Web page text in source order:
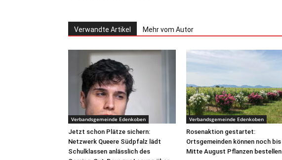
Verwandte Artikel Mehr vom Autor
Verbandsgemeinde Edenkoben
Jetzt schon Plätze sichern:
Netzwerk Queere Südpfalz lädt
Schulklassen anlässlich des
Verbandsgemeinde Edenkoben
Rosenaktion gestartet:
Ortsgemeinden können noch bis
Mitte August Pflanzen bestellen